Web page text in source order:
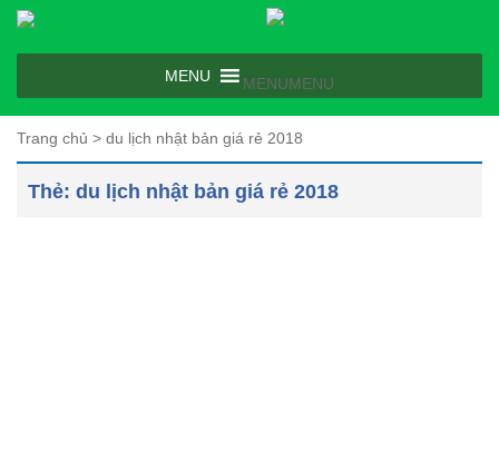
MENUMENU
Trang chủ > du lịch nhật bản giá rẻ 2018
Thẻ: du lịch nhật bản giá rẻ 2018